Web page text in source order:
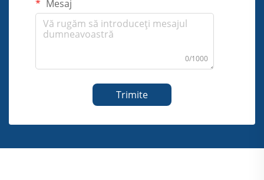
Mesaj
0/1000
Trimite